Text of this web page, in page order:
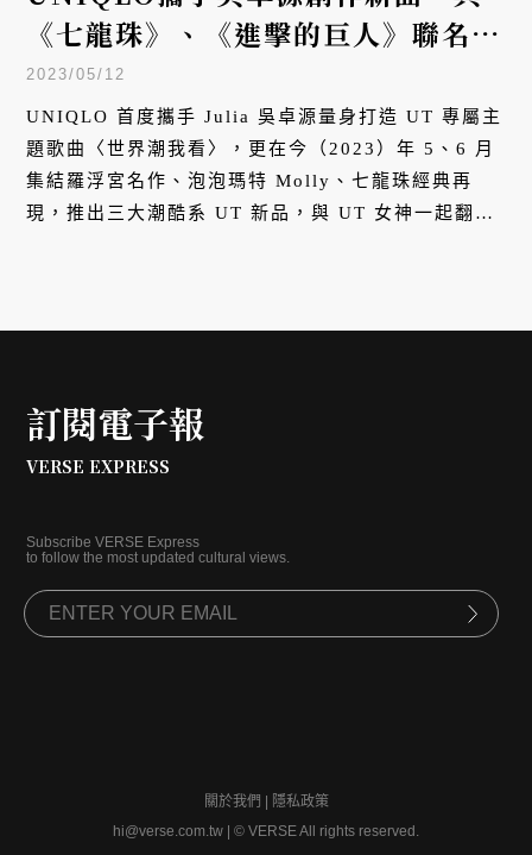
《七龍珠》、《進擊的巨人》聯名
UT翻玩今夏
2023/05/12
UNIQLO 首度攜手 Julia 吳卓源量身打造 UT 專屬主
題歌曲〈世界潮我看〉，更在今（2023）年 5、6 月
集結羅浮宮名作、泡泡瑪特 Molly、七龍珠經典再
現，推出三大潮酷系 UT 新品，與 UT 女神一起翻玩
訂閱電子報
VERSE EXPRESS
Subscribe VERSE Express
to follow the most updated cultural views.
關於我們
隱私政策
hi@verse.com.tw
© VERSE All rights reserved.